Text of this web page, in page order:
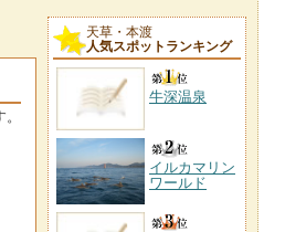
天草・本渡
人気スポットランキング
牛深温泉
イルカマリン
ワールド